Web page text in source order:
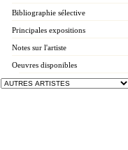
Bibliographie sélective
Principales expositions
Notes sur l'artiste
Oeuvres disponibles